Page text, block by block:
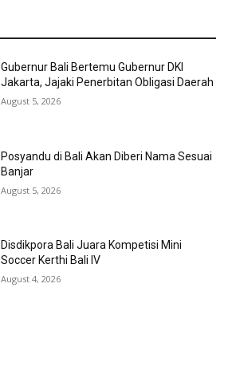
Gubernur Bali Bertemu Gubernur DKI
Jakarta, Jajaki Penerbitan Obligasi Daerah
August 5, 2026
Posyandu di Bali Akan Diberi Nama Sesuai
Banjar
August 5, 2026
Disdikpora Bali Juara Kompetisi Mini
Soccer Kerthi Bali IV
August 4, 2026